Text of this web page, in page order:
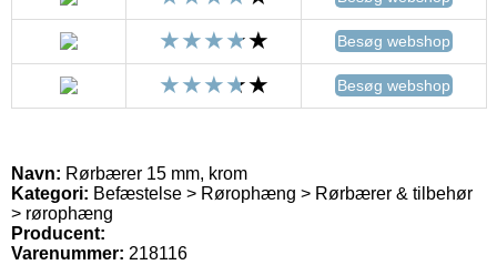
Besøg webshop
Besøg webshop
Navn: Rørbærer 15 mm, krom
Kategori: Befæstelse > Rørophæng > Rørbærer & tilbehør
> rørophæng
Producent:
Varenummer: 218116